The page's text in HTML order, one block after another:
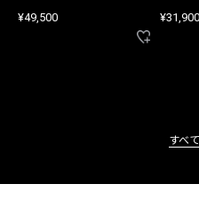
¥49,500 ¥31,900
すべ